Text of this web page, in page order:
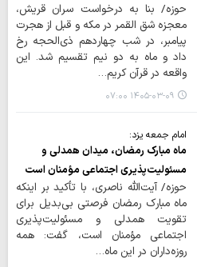
حوزه/ بنا به درخواست سران قریش،
معجزه شق القمر در مکه و قبل از هجرت
پیامبر، در شب چهاردهم ذی‌الحجه رخ
داد و ماه به دو نیم تقسیم شد. این
واقعه در قرآن کریم…
۱۴۰۵-۰۳-۰۹ ۰۷:۰۰
امام جمعه یزد:
ماه مبارک رمضان، میدان همدلی و
مسئولیت‌پذیری اجتماعی مؤمنان است
حوزه/ آیت‌الله ناصری، با تأکید بر اینکه
ماه مبارک رمضان فرصتی بی‌بدیل برای
تقویت همدلی و مسئولیت‌پذیری
اجتماعی مؤمنان است، گفت: همه
روزه‌داران در این ماه…